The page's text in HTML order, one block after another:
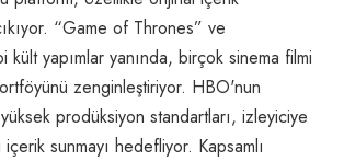
“Game of Thrones” ve
kült yapımlar yanında, birçok sinema filmi
zenginleştiriyor. HBO'nun
prodüksiyon standartları, izleyiciye
sunmayı hedefliyor. Kapsamlı